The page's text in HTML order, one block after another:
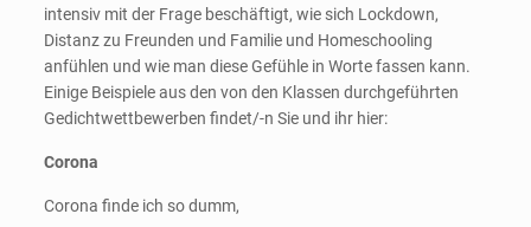
intensiv mit der Frage beschäftigt, wie sich Lockdown,
Distanz zu Freunden und Familie und Homeschooling
anfühlen und wie man diese Gefühle in Worte fassen kann.
Einige Beispiele aus den von den Klassen durchgeführten
Gedichtwettbewerben findet/-n Sie und ihr hier:
Corona
Corona finde ich so dumm,